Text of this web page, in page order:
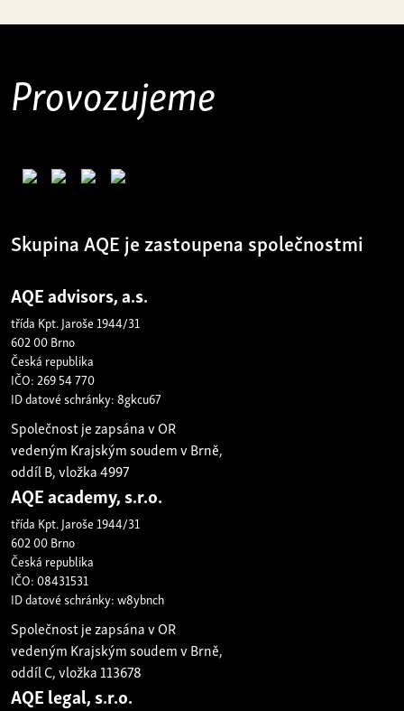
Provozujeme
Skupina AQE je zastoupena společnostmi
AQE advisors, a.s.
třída Kpt. Jaroše 1944/31
602 00 Brno
Česká republika
IČO: 269 54 770
ID datové schránky: 8gkcu67
Společnost je zapsána v OR
vedeným Krajským soudem v Brně,
oddíl B, vložka 4997
AQE academy, s.r.o.
třída Kpt. Jaroše 1944/31
602 00 Brno
Česká republika
IČO: 08431531
ID datové schránky: w8ybnch
Společnost je zapsána v OR
vedeným Krajským soudem v Brně,
oddíl C, vložka 113678
AQE legal, s.r.o.